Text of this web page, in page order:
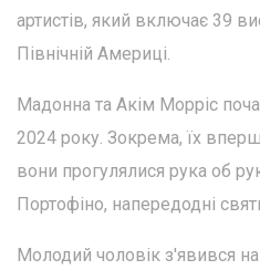
артистів, який включає 39
Північній Америці.
Мадонна та Акім Морріс
2024 року. Зокрема, їх
вони прогулялися рука об
Портофіно, напередодні
Молодий чоловік з'явився